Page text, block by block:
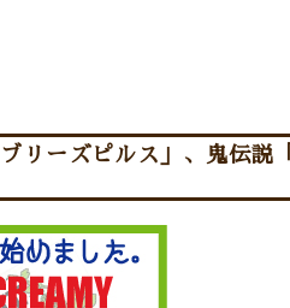
リーズピルス」、鬼伝説